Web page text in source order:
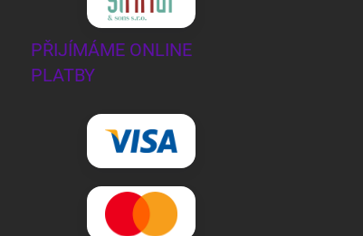
PŘIJÍMÁME ONLINE
PLATBY